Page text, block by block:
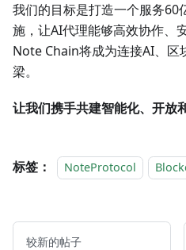
我们的目标是打造一个服务60
施，让AI代理能够高效协作、
Note Chain将成为连接AI、区
梁。
让我们携手共建智能化、开放
标签： NoteProtocol
较新的帖子